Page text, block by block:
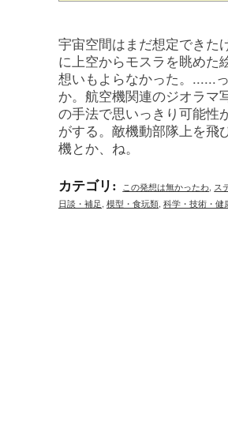
宇宙空間はまだ想定できた
に上空からモスラを眺めた
想いもよらなかった。......
か。航空機関連のジオラマ
の手法で思いっきり可能性
がする。敵機動部隊上を飛
機とか、ね。
カテゴリ: この発想は無かったわ, ス
日談・補足, 模型・食玩類, 科学・技術・健